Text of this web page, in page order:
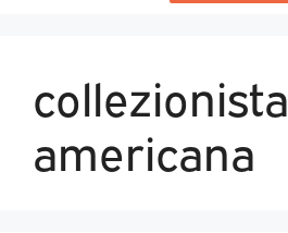
collezionista
americana